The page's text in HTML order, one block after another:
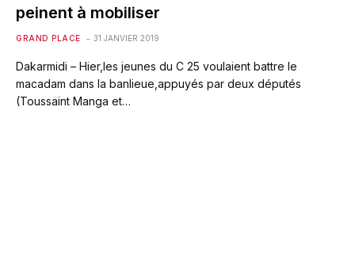
peinent à mobiliser
GRAND PLACE 31 JANVIER 2019
Dakarmidi – Hier,les jeunes du C 25 voulaient battre le
macadam dans la banlieue,appuyés par deux députés
(Toussaint Manga et…